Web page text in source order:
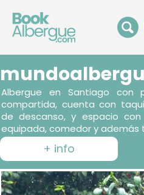
Albergue en Santiago con
compartida, cuenta con
de descanso, y espacio
equipada, comedor y además
+ info